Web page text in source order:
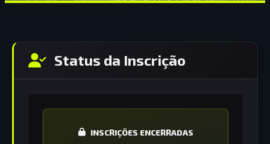
Status da Inscrição
INSCRIÇÕES ENCERRADAS